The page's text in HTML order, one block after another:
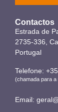
Contactos
Estrada de
2735-336,
Portugal
Telefone:
(chamada para a
Email: